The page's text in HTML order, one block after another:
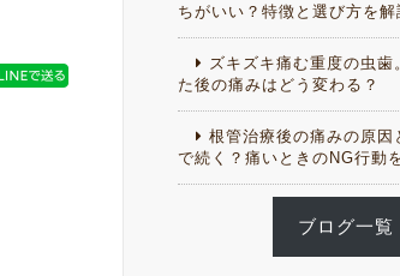
ちがいい？特徴と選び方を解
ズキズキ痛む重度の虫歯
た後の痛みはどう変わる？
根管治療後の痛みの原因
で続く？痛いときのNG行動
ブログ一覧